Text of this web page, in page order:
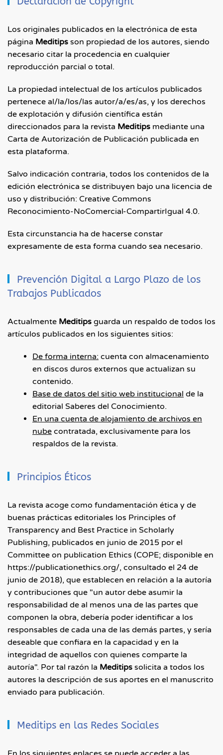
Los originales publicados en la electrónica de esta
página Meditips son propiedad de los autores, siendo
necesario citar la procedencia en cualquier
reproducción parcial o total.
La propiedad intelectual de los artículos publicados
pertenece al/la/los/las autor/a/es/as, y los derechos
de explotación y difusión científica están
direccionados para la revista Meditips mediante una
Carta de Autorización de Publicación publicada en
esta plataforma.
Salvo indicación contraria, todos los contenidos de la
edición electrónica se distribuyen bajo una licencia de
uso y distribución: Creative Commons
Reconocimiento-NoComercial-CompartirIgual 4.0.
Esta circunstancia ha de hacerse constar
expresamente de esta forma cuando sea necesario.
Prevención Digital a Largo Plazo de los
Trabajos Publicados
Actualmente Meditips guarda un respaldo de todos los
artículos publicados en los siguientes sitios:
De forma interna: cuenta con almacenamiento
en discos duros externos que actualizan su
contenido.
Base de datos del sitio web institucional de la
editorial Saberes del Conocimiento.
En una cuenta de alojamiento de archivos en
nube contratada, exclusivamente para los
respaldos de la revista.
Principios Éticos
La revista acoge como fundamentación ética y de
buenas prácticas editoriales los Principles of
Transparency and Best Practice in Scholarly
Publishing, publicados en junio de 2015 por el
Committee on publication Ethics (COPE; disponible en
https://publicationethics.org/, consultado el 24 de
junio de 2018), que establecen en relación a la autoría
y contribuciones que "un autor debe asumir la
responsabilidad de al menos una de las partes que
componen la obra, debería poder identificar a los
responsables de cada una de las demás partes, y sería
deseable que confiara en la capacidad y en la
integridad de aquellos con quienes comparte la
autoría". Por tal razón la Meditips solicita a todos los
autores la descripción de sus aportes en el manuscrito
enviado para publicación.
Meditips en las Redes Sociales